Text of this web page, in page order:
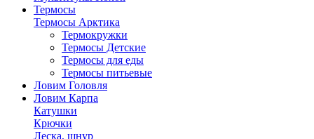
Термосы
Термосы Арктика
Термокружки
Термосы Детские
Термосы для еды
Термосы питьевые
Ловим Головля
Ловим Карпа
Катушки
Крючки
Леска, шнур